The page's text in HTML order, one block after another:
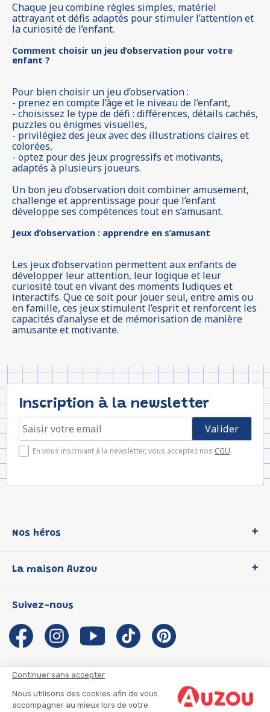
Continuer sans accepter
Nous utilisons des cookies afin de vous
accompagner au mieux lors de votre
Chaque jeu combine règles simples, matériel
attrayant et défis adaptés pour stimuler l’attention et
la curiosité de l’enfant.
Comment choisir un jeu d’observation pour votre
enfant ?
Pour bien choisir un jeu d’observation :
- prenez en compte l’âge et le niveau de l’enfant,
- choisissez le type de défi : différences, détails cachés,
puzzles ou énigmes visuelles,
- privilégiez des jeux avec des illustrations claires et
colorées,
- optez pour des jeux progressifs et motivants,
adaptés à plusieurs joueurs.
Un bon jeu d’observation doit combiner amusement,
challenge et apprentissage pour que l’enfant
développe ses compétences tout en s’amusant.
Jeux d’observation : apprendre en s’amusant
Les jeux d’observation permettent aux enfants de
développer leur attention, leur logique et leur
curiosité tout en vivant des moments ludiques et
interactifs. Que ce soit pour jouer seul, entre amis ou
en famille, ces jeux stimulent l’esprit et renforcent les
capacités d’analyse et de mémorisation de manière
amusante et motivante.
Inscription à la newsletter
En vous inscrivant à la newsletter, vous acceptez nos CGU.
Nos héros
P'tit Loup
Les Influenceuses
Migali
Petite Taupe
La maison Auzou
Notre histoire
Auzou s'engage
Auteurs et illustrateurs Auzou
Suivre mon colis
Suivez-nous
CGU